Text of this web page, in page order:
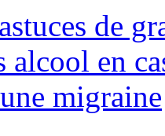
de
alcool en
migraine